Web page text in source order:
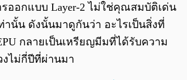
ออกแบบ Layer-2 ไม่ใช่คุณสมบัติเด่น
ท่านั้น ดังนั้นมาดูกันว่า อะไรเป็นสิ่งที่
กลายเป็นเหรียญมีมที่ได้รับความ
ไม่กี่ปีที่ผ่านมา